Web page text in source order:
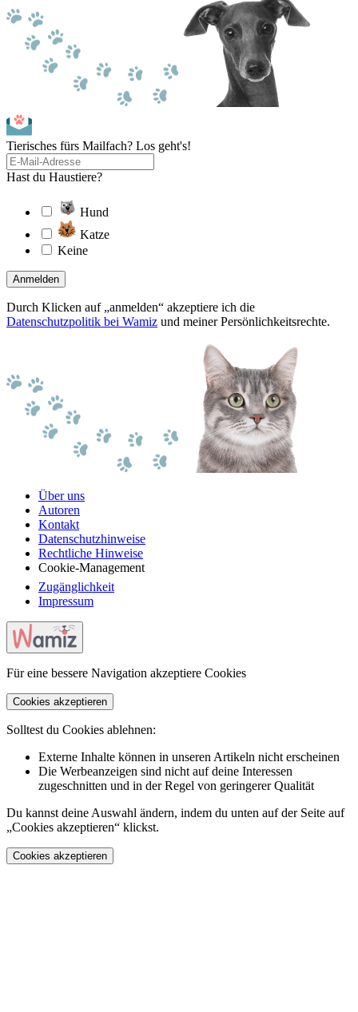
Tierisches fürs Mailfach? Los geht's!
Hast du Haustiere?
Hund
Katze
Keine
Anmelden
Durch Klicken auf „anmelden“ akzeptiere ich die
Datenschutzpolitik bei Wamiz und meiner Persönlichkeitsrechte.
Über uns
Autoren
Kontakt
Datenschutzhinweise
Rechtliche Hinweise
Cookie-Management
Zugänglichkeit
Impressum
Für eine bessere Navigation akzeptiere Cookies
Cookies akzeptieren
Solltest du Cookies ablehnen:
Externe Inhalte können in unseren Artikeln nicht erscheinen
Die Werbeanzeigen sind nicht auf deine Interessen
zugeschnitten und in der Regel von geringerer Qualität
Du kannst deine Auswahl ändern, indem du unten auf der Seite auf
„Cookies akzeptieren“ klickst.
Cookies akzeptieren